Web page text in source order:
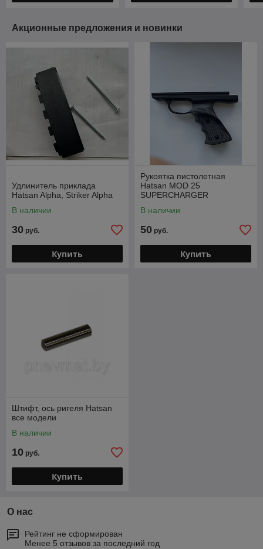
Акционные предложения и новинки
Удлинитель приклада
Hatsan Alpha, Striker Alpha
В наличии
30 руб.
Купить
Рукоятка пистолетная
Hatsan MOD 25
SUPERCHARGER
В наличии
50 руб.
Купить
Штифт, ось ригеля Hatsan
все модели
В наличии
10 руб.
Купить
О нас
Рейтинг не сформирован
Менее 5 отзывов за последний год